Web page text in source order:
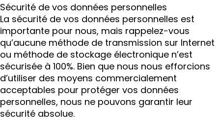
Sécurité de vos données personnelles
La sécurité de vos données personnelles est
importante pour nous, mais rappelez-vous
qu’aucune méthode de transmission sur Internet
ou méthode de stockage électronique n’est
sécurisée à 100%. Bien que nous nous efforcions
d’utiliser des moyens commercialement
acceptables pour protéger vos données
personnelles, nous ne pouvons garantir leur
sécurité absolue.